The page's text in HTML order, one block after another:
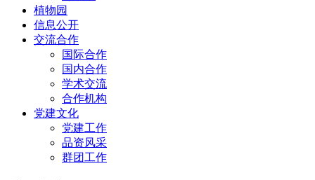
植物园
信息公开
交流合作
国际合作
国内合作
学术交流
合作机构
党建文化
党建工作
品资风采
群团工作